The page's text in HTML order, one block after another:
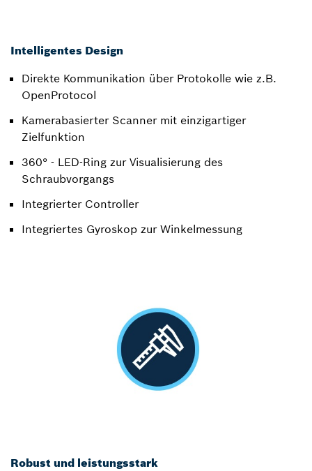
Intelligentes Design
Direkte Kommunikation über Protokolle wie z.B.
OpenProtocol
Kamerabasierter Scanner mit einzigartiger
Zielfunktion
360° - LED-Ring zur Visualisierung des
Schraubvorgangs
Integrierter Controller
Integriertes Gyroskop zur Winkelmessung
Robust und leistungsstark